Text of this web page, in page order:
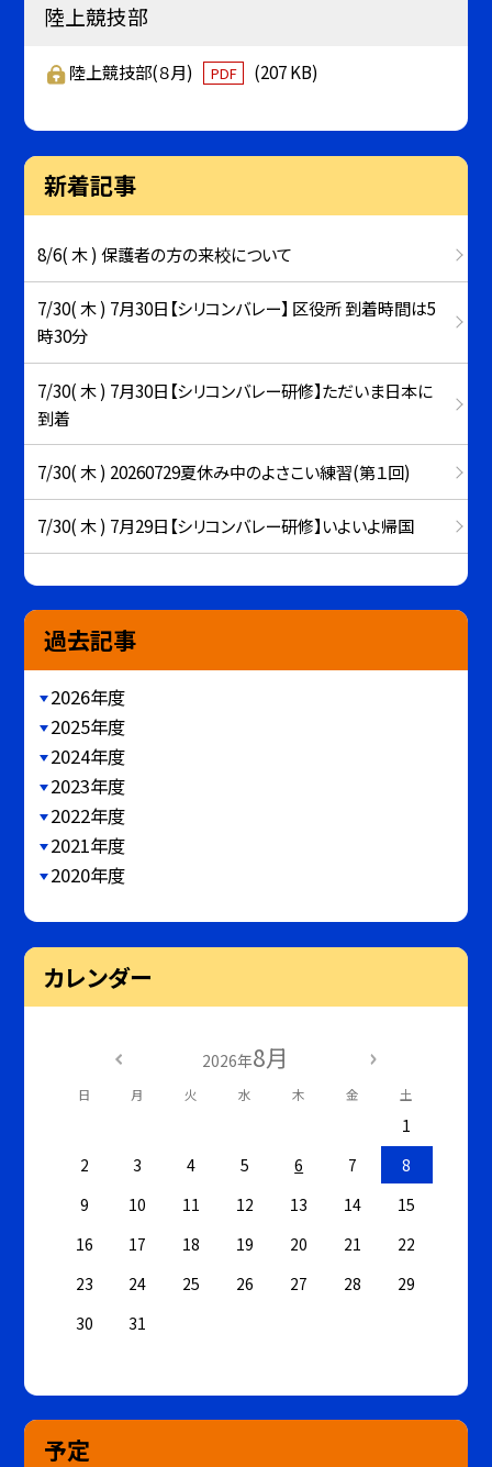
陸上競技部
陸上競技部(８月) PDF (207 KB)
新着記事
8/6( 木 ) 保護者の方の来校について
7/30( 木 ) 7月30日【シリコンバレー】 区役所 到着時間は5
時30分
7/30( 木 ) 7月30日【シリコンバレー研修】ただいま日本に
到着
7/30( 木 ) 20260729夏休み中のよさこい練習(第１回)
7/30( 木 ) 7月29日【シリコンバレー研修】いよいよ帰国
過去記事
2026年度
2025年度
2024年度
2023年度
2022年度
2021年度
2020年度
カレンダー
2026年8月
日 月 火 水 木 金 土
1
2
3 4 5 6 7
8
9
10 11 12 13 14
15
16
17 18 19 20 21
22
23
24 25 26 27 28
29
30
31
予定